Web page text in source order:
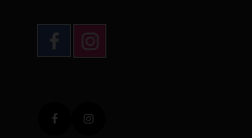
Facebook